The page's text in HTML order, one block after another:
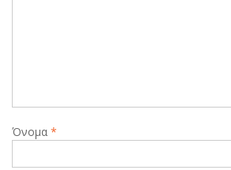
Όνομα *